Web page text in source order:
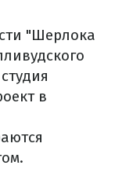
"Шерлока
в